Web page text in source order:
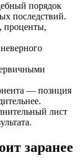
порядок
последствий.
, проценты,
— позиция
лист
заранее